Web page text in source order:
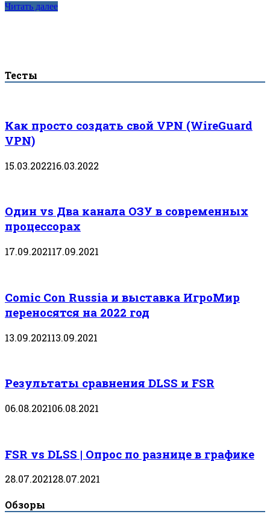
Читать далее
Тесты
Как просто создать свой VPN (WireGuard
VPN)
15.03.202216.03.2022
Один vs Два канала ОЗУ в современных
процессорах
17.09.202117.09.2021
Comic Con Russia и выставка ИгроМир
переносятся на 2022 год
13.09.202113.09.2021
Результаты сравнения DLSS и FSR
06.08.202106.08.2021
FSR vs DLSS | Опрос по разнице в графике
28.07.202128.07.2021
Обзоры